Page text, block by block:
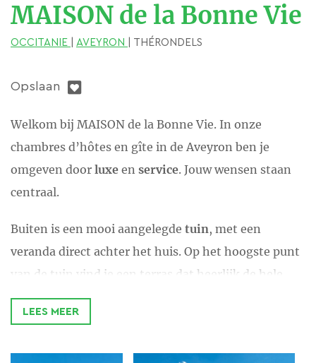
MAISON de la Bonne Vie
OCCITANIE AVEYRON | THÉRONDELS
Opslaan
Welkom bij MAISON de la Bonne Vie. In onze
chambres d’hôtes en gîte in de Aveyron ben je
omgeven door luxe en service. Jouw wensen staan
centraal.
Buiten is een mooi aangelegde tuin, met een
veranda direct achter het huis. Op het hoogste punt
van de tuin vind je een terras dat heerlijk de hele
dag in de zon ligt, en waar je de vallei in kunt kijken.
Soms zie je de buurman zijn koeien en kalfjes
LEES MEER